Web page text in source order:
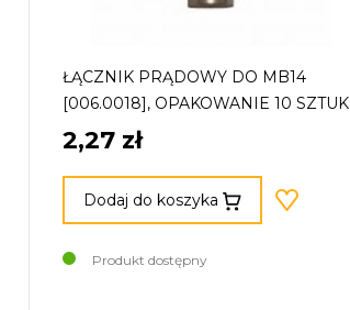
ŁĄCZNIK PRĄDOWY DO MB14
[006.0018], OPAKOWANIE 10 SZTUK
2,27 zł
Dodaj do koszyka
Produkt dostępny